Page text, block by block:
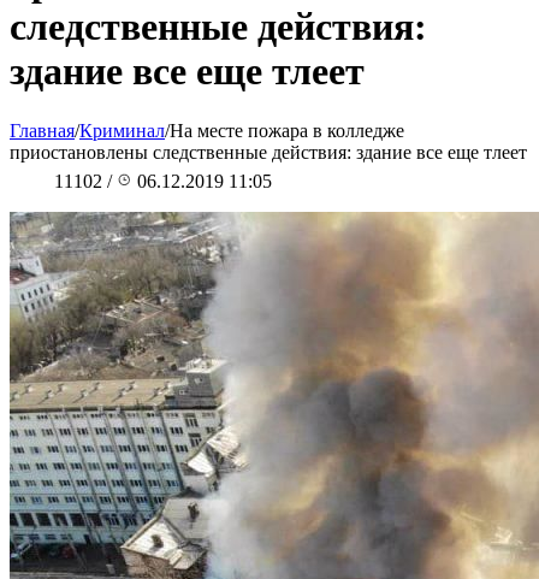
следственные действия:
здание все еще тлеет
Главная/Криминал/На месте пожара в колледже
приостановлены следственные действия: здание все еще тлеет
11102 / 06.12.2019 11:05